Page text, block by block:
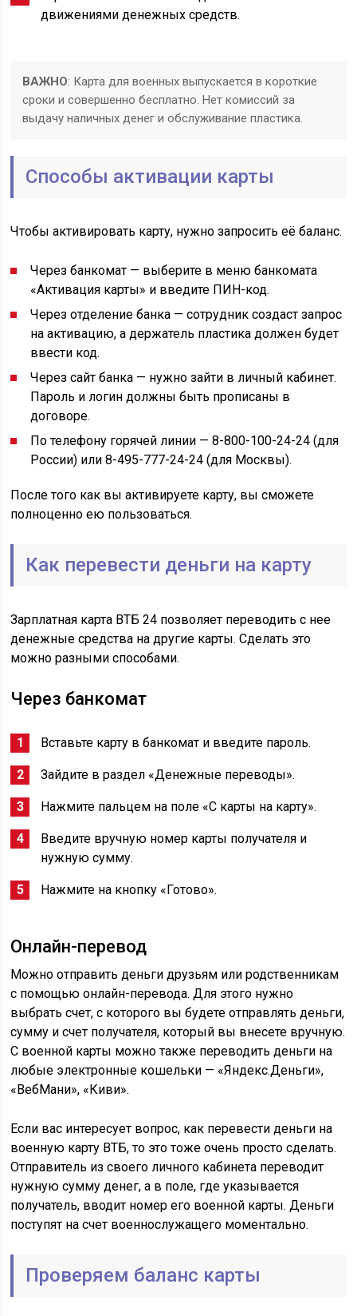
движениями денежных средств.
ВАЖНО: Карта для военных выпускается в короткие
сроки и совершенно бесплатно. Нет комиссий за
выдачу наличных денег и обслуживание пластика.
Способы активации карты
Чтобы активировать карту, нужно запросить её баланс.
Через банкомат — выберите в меню банкомата
«Активация карты» и введите ПИН-код.
Через отделение банка — сотрудник создаст запрос
на активацию, а держатель пластика должен будет
ввести код.
Через сайт банка — нужно зайти в личный кабинет.
Пароль и логин должны быть прописаны в
договоре.
По телефону горячей линии — 8-800-100-24-24 (для
России) или 8-495-777-24-24 (для Москвы).
После того как вы активируете карту, вы сможете
полноценно ею пользоваться.
Как перевести деньги на карту
Зарплатная карта ВТБ 24 позволяет переводить с нее
денежные средства на другие карты. Сделать это
можно разными способами.
Через банкомат
Вставьте карту в банкомат и введите пароль.
Зайдите в раздел «Денежные переводы».
Нажмите пальцем на поле «С карты на карту».
Введите вручную номер карты получателя и
нужную сумму.
Нажмите на кнопку «Готово».
Онлайн-перевод
Можно отправить деньги друзьям или родственникам
с помощью онлайн-перевода. Для этого нужно
выбрать счет, с которого вы будете отправлять деньги,
сумму и счет получателя, который вы внесете вручную.
С военной карты можно также переводить деньги на
любые электронные кошельки — «Яндекс.Деньги»,
«ВебМани», «Киви».
Если вас интересует вопрос, как перевести деньги на
военную карту ВТБ, то это тоже очень просто сделать.
Отправитель из своего личного кабинета переводит
нужную сумму денег, а в поле, где указывается
получатель, вводит номер его военной карты. Деньги
поступят на счет военнослужащего моментально.
Проверяем баланс карты